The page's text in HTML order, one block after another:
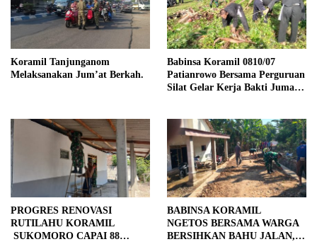
Koramil Tanjunganom
Melaksanakan Jum’at Berkah.
Babinsa Koramil 0810/07
Patianrowo Bersama Perguruan
Silat Gelar Kerja Bakti Jumat
PROGRES RENOVASI
RUTILAHU KORAMIL
SUKOMORO CAPAI 88
BABINSA KORAMIL
NGETOS BERSAMA WARGA
BERSIHKAN BAHU JALAN,